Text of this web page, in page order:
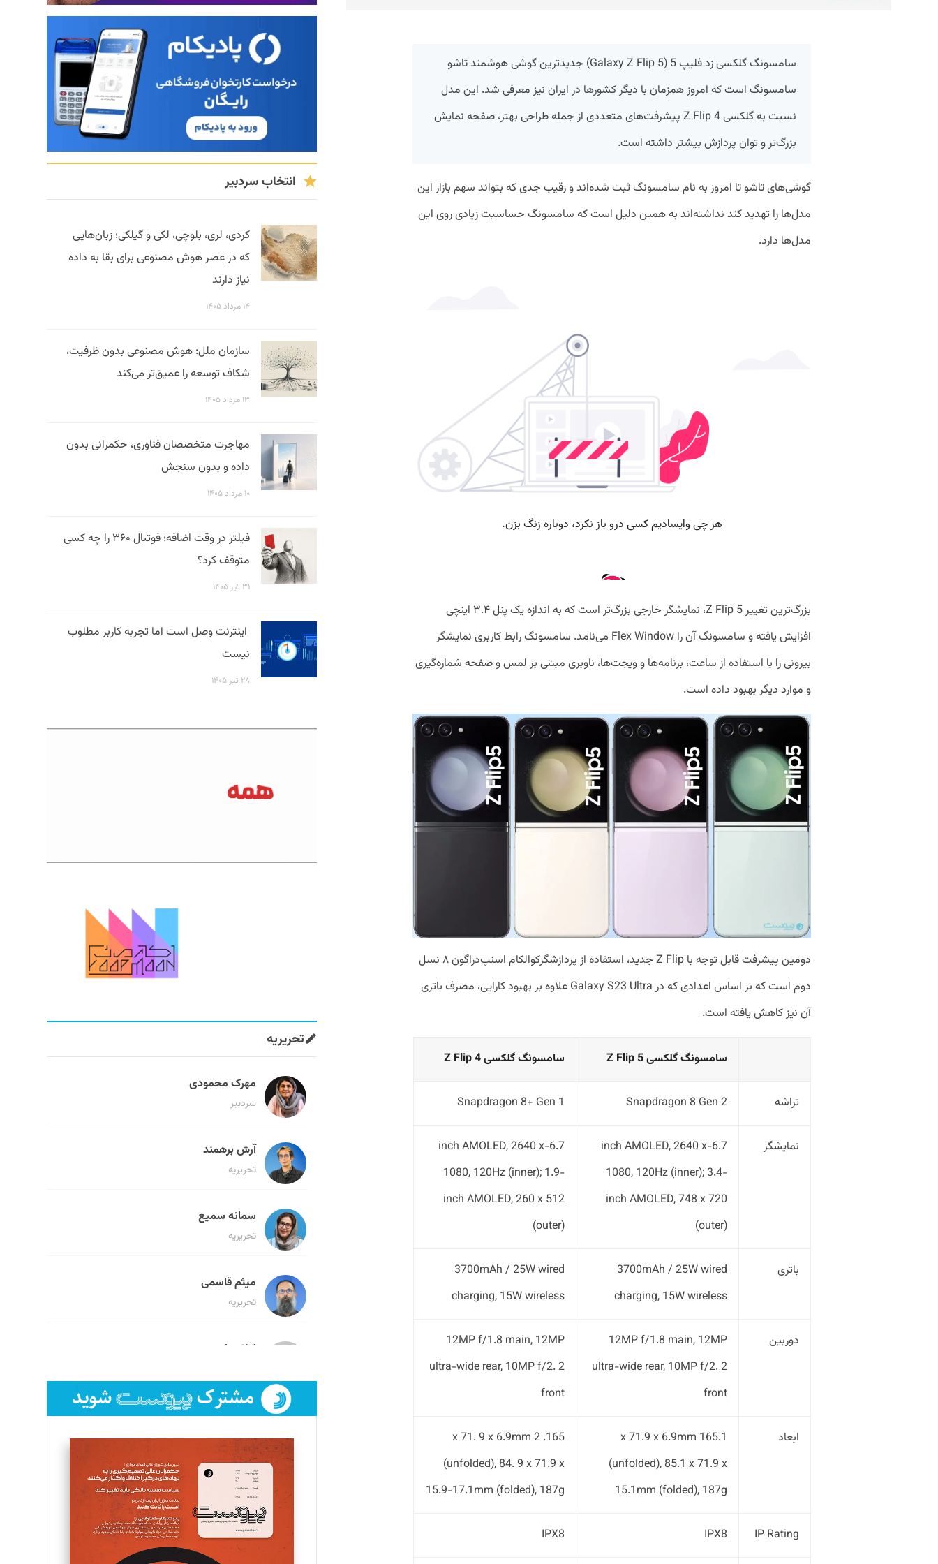
سامسونگ گلکسی زد فلیپ 5 (Galaxy Z Flip 5) جدیدترین گوشی هوشمند تاشو
سامسونگ است که امروز همزمان با دیگر کشورها در ایران نیز معرفی شد. این مدل
نسبت به گلکسی Z Flip 4 پیشرفت‌های متعددی از جمله طراحی بهتر، صفحه نمایش
بزرگ‌تر و توان پردازش بیشتر داشته است.
گوشی‌های تاشو تا امروز به نام سامسونگ ثبت شده‌اند و رقیب جدی که بتواند سهم بازار این
مدل‌ها را تهدید کند نداشته‌اند به همین دلیل است که سامسونگ حساسیت زیادی روی این
مدل‌ها دارد.
بزرگ‌ترین تغییر Z Flip 5، نمایشگر خارجی بزرگ‌تر است که به اندازه یک پنل ۳.۴ اینچی
افزایش یافته و سامسونگ آن را Flex Window می‌نامد. سامسونگ رابط کاربری نمایشگر
بیرونی را با استفاده از ساعت، برنامه‌ها و ویجت‌ها، ناوبری مبتنی بر لمس و صفحه شماره‌گیری
و موارد دیگر بهبود داده است.
دومین پیشرفت قابل توجه با Z Flip جدید، استفاده از پردازشگرکوالکام اسنپ‌دراگون ۸ نسل
دوم است که بر اساس اعدادی که در Galaxy S23 Ultra علاوه بر بهبود کارایی، مصرف باتری
آن نیز کاهش یافته است.
سامسونگ گلکسی Z Flip 5 سامسونگ گلکسی Z Flip 4
تراشه Snapdragon 8 Gen 2
Snapdragon 8+ Gen 1
نمایشگر
6.7-inch AMOLED, 2640 x
1080, 120Hz (inner); 3.4-
inch AMOLED, 748 x 720
(outer)
6.7-inch AMOLED, 2640 x
1080, 120Hz (inner); 1.9-
inch AMOLED, 260 x 512
(outer)
باتری
3700mAh / 25W wired
charging, 15W wireless
3700mAh / 25W wired
charging, 15W wireless
دوربین
12MP f/1.8 main, 12MP
ultra-wide rear, 10MP f/2. 2
front
12MP f/1.8 main, 12MP
ultra-wide rear, 10MP f/2. 2
front
ابعاد
165.1 x 71.9 x 6.9mm
(unfolded), 85.1 x 71.9 x
15.1mm (folded), 187g
165. 2 x 71. 9 x 6.9mm
(unfolded), 84. 9 x 71.9 x
15.9-17.1mm (folded), 187g
IP Rating
IPX8
IPX8
انتخاب سردبیر
کردی، لری، بلوچی، لکی و گیلکی؛ زبان‌هایی
که در عصر هوش مصنوعی برای بقا به داده
نیاز دارند
۱۴ مرداد ۱۴۰۵
سازمان ملل: هوش مصنوعی بدون ظرفیت،
شکاف توسعه را عمیق‌تر می‌کند
۱۳ مرداد ۱۴۰۵
مهاجرت متخصصان فناوری، حکمرانی بدون
داده و بدون سنجش
۱۰ مرداد ۱۴۰۵
فیلتر در وقت اضافه؛ فوتبال ۳۶۰ را چه کسی
متوقف کرد؟
۳۱ تیر ۱۴۰۵
اینترنت وصل است اما تجربه کاربر مطلوب
نیست
۲۸ تیر ۱۴۰۵
تحریریه
مهرک محمودی
سردبیر
آرش برهمند
تحریریه
سمانه سمیع
تحریریه
میثم قاسمی
تحریریه
لیلا حنارود
فائزه فتحی رستمی
تحریریه
سروش کرمیان
تحریریه
مینا پاکدل